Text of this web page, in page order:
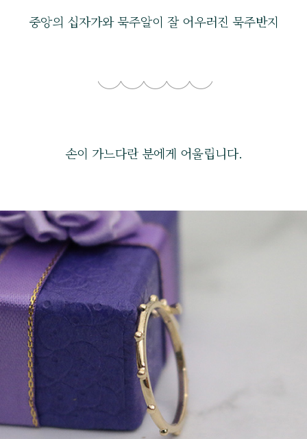
중앙의 십자가와 묵주알이 잘 어우러진 묵주반지
손이 가느다란 분에게 어울립니다.